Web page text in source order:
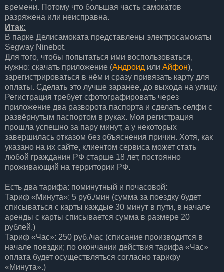
времени. Потому что большая часть самокатов
разряжена или неисправна.
Итак:
В парке Делисамоката представлены электросамокаты
Segway Ninebot.
Для того, чтобы попытаться ими воспользоваться,
нужно: скачать приложение (Андроид или Айфон),
зарегистрироваться в нём и сразу привязать карту для
оплаты. Сделать это лучше заранее, до выхода на улицу.
Регистрация требует сфотографировать через
приложение два разворота паспорта и сделать селфи с
развёрнутым паспортом в руках. Моя регистрация
прошла успешно за пару минут, а у некоторых
завершилась отказом без объяснения причин. Хотя, как
указано на их сайте, клиентом сервиса может стать
любой гражданин РФ старше 18 лет, постоянно
проживающий на территории РФ.
Есть два тарифа: поминутный и почасовой:
Тариф «Минута»: 5 руб./мин (сумма за поездку будет
списываться с карты каждые 30 минут в пути, в начале
аренды с карты списывается сумма в размере 20
рублей.)
Тариф «Час»: 250 руб./час (списание производится в
начале поездки; по окончании действия тарифа «Час»
оплата будет осуществляться согласно тарифу
«Минута».)